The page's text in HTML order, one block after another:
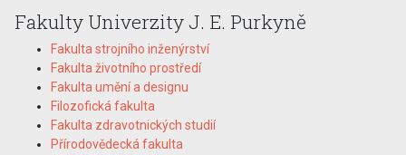
Fakulty Univerzity J. E. Purkyně
Fakulta strojního inženýrství
Fakulta životního prostředí
Fakulta umění a designu
Filozofická fakulta
Fakulta zdravotnických studií
Přírodovědecká fakulta